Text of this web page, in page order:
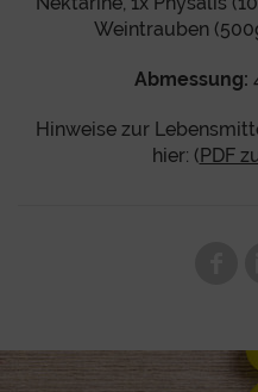
Weintrauben
Abmessung:
Hinweise zur
hier: (PDF